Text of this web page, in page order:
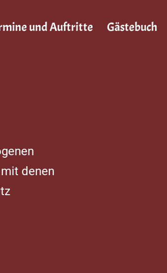
und Auftritte Gästebuch
denen